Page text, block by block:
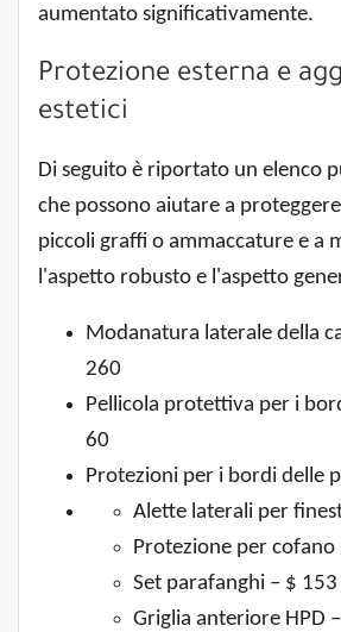
aumentato significativamente.
Protezione esterna e
estetici
Di seguito è riportato un elenco
che possono aiutare a
piccoli graffi o ammaccature e a
l'aspetto robusto e l'aspetto
Modanatura laterale della
260
Pellicola protettiva per i
60
Protezioni per i bordi delle
Alette laterali per
Protezione per cofano
Set parafanghi – $ 153
Griglia anteriore HPD